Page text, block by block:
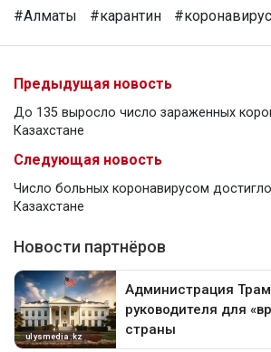
#Алматы #карантин #коронавирус
Предыдущая новость
До 135 выросло число зараженных
Казахстане
Следующая новость
Число больных коронавирусом
Казахстане